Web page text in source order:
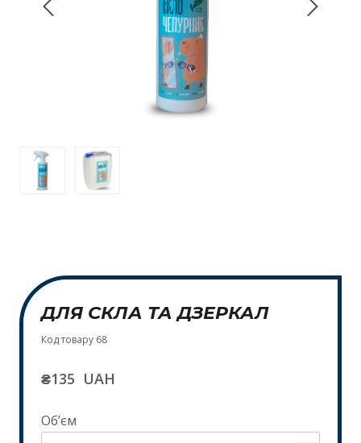
ДЛЯ СКЛА ТА ДЗЕРКАЛ
Код товару 68
₴135  UAH
Обʼєм